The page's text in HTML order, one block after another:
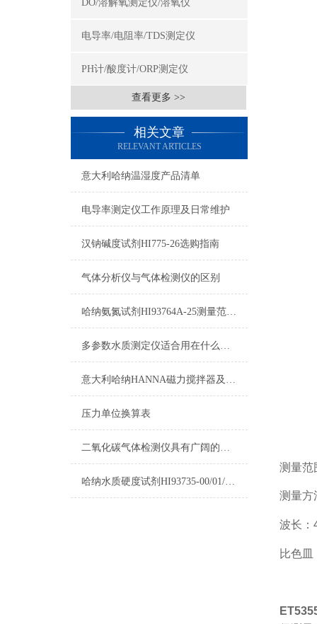
DO/溶解氧测定仪/溶氧仪
电导率/电阻率/TDS测定仪
PH计/酸度计/ORP测定仪
查看更多 >>
相关文章
RELEVANT ARTICLES
意大利哈纳温湿度产品清单
电导率测定仪工作原理及日常维护
汉钠碱度试剂HI775-26选购指南
气体分析仪与气体检测仪的区别
哈纳氨氮试剂HI93764A-25测量范围及操作指南
多参数水质测定仪适合用在什么场合？
意大利哈纳HANNA磁力搅拌器及其它产品清单
压力单位换算表
二氧化碳气体检测仪具有广阔的应用市场
哈纳水质硬度试剂HI93735-00/01/02选购指南
测量范
测量方
波长：
比色